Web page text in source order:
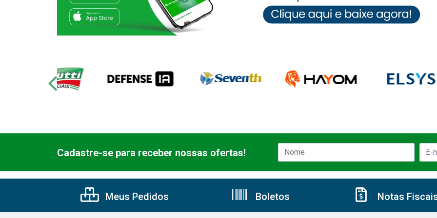
Cadastre-se para receber nossas ofertas!
Meus Pedidos Boletos Notas